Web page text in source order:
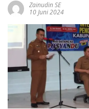
Zainudin SE
10 Juni 2024